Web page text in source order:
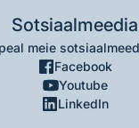
Sotsiaalmeedia
meie
Facebook
Youtube
LinkedIn